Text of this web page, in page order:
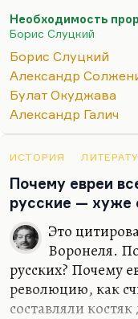
как пророк —
вещает; нет,
ориентир, во-
могли бы
не хватает
этически
второе: нужен
главным
Вот…
Необходимость
Борис Слуцкий
Борис Слуцкий
Александр
Булат Окуджава
Александр Галич
ИСТОРИЯ
Почему евреи
русские — хуже
Это
Воронеля.
русских? Почему
революцию, как
составляли